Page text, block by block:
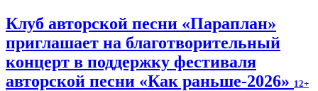
Клуб авторской песни «Параплан»
приглашает на благотворительный
концерт в поддержку фестиваля
авторской песни «Как раньше-2026» 12+